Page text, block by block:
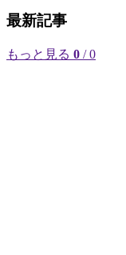
最新記事
もっと見る 0 / 0